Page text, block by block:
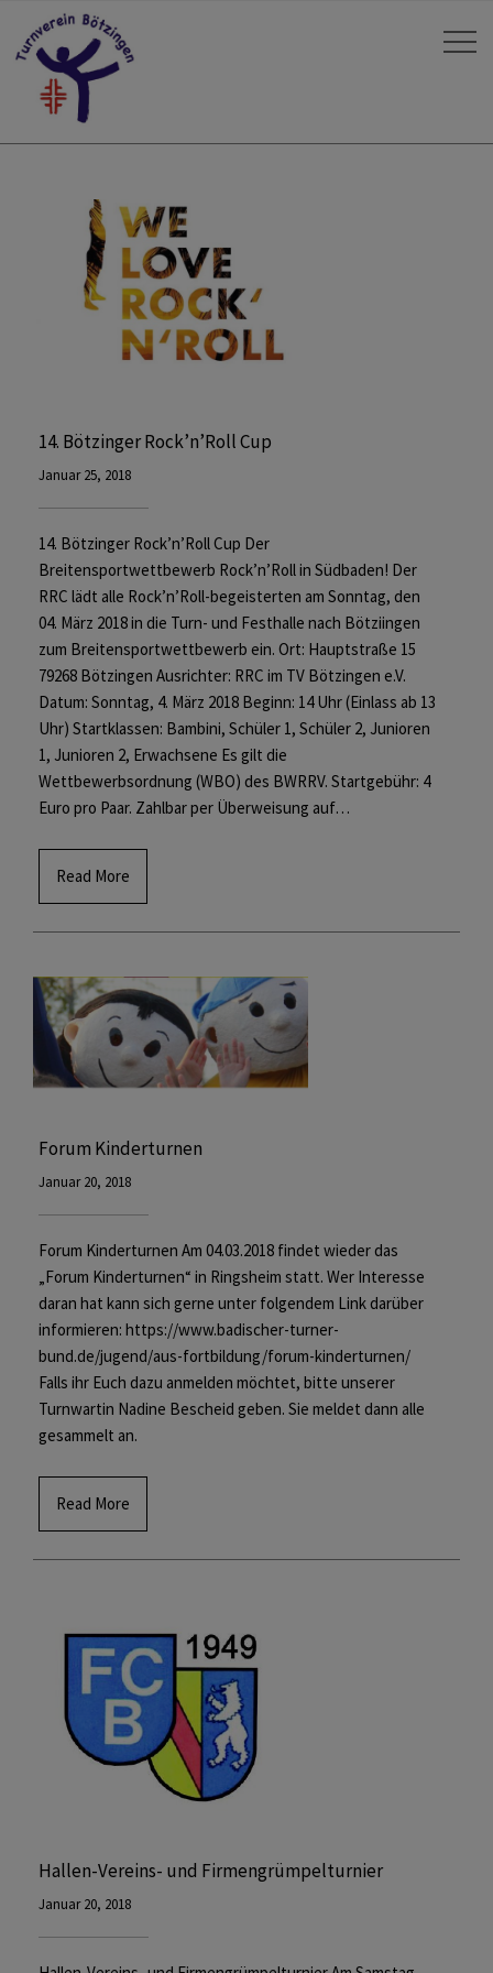
14. Bötzinger Rock’n’Roll Cup
Januar 25, 2018
14. Bötzinger Rock’n’Roll Cup Der
Breitensportwettbewerb Rock’n’Roll in Südbaden! Der
RRC lädt alle Rock’n’Roll-begeisterten am Sonntag, den
04. März 2018 in die Turn- und Festhalle nach Bötziingen
zum Breitensportwettbewerb ein. Ort: Hauptstraße 15
79268 Bötzingen Ausrichter: RRC im TV Bötzingen e.V.
Datum: Sonntag, 4. März 2018 Beginn: 14 Uhr (Einlass ab 13
Uhr) Startklassen: Bambini, Schüler 1, Schüler 2, Junioren
1, Junioren 2, Erwachsene Es gilt die
Wettbewerbsordnung (WBO) des BWRRV. Startgebühr: 4
Euro pro Paar. Zahlbar per Überweisung auf…
Read More
Forum Kinderturnen
Januar 20, 2018
Forum Kinderturnen Am 04.03.2018 findet wieder das
„Forum Kinderturnen“ in Ringsheim statt. Wer Interesse
daran hat kann sich gerne unter folgendem Link darüber
informieren: https://www.badischer-turner-
bund.de/jugend/aus-fortbildung/forum-kinderturnen/
Falls ihr Euch dazu anmelden möchtet, bitte unserer
Turnwartin Nadine Bescheid geben. Sie meldet dann alle
gesammelt an.
Read More
Hallen-Vereins- und Firmengrümpelturnier
Januar 20, 2018